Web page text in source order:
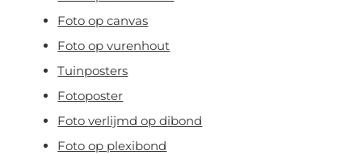
Foto op canvas
Foto op vurenhout
Tuinposters
Fotoposter
Foto verlijmd op dibond
Foto op plexibond